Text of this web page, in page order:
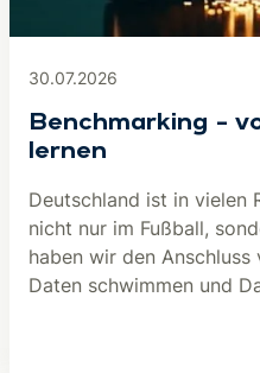
30.07.2026
Benchmarking –
lernen
Deutschland ist in vielen
nicht nur im Fußball,
haben wir den
Daten schwimmen und